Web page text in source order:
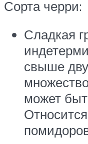
Сорта черри:
Сладкая
свыше
может